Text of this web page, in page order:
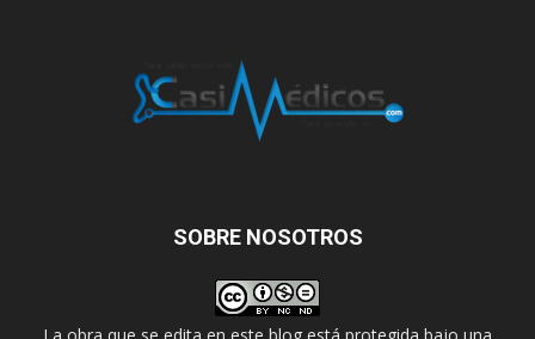
SOBRE NOSOTROS